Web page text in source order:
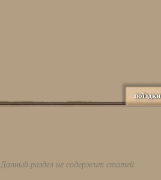
поїздки
Данный раздел не содержит статей